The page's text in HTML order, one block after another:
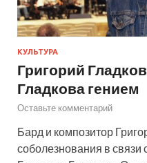
КУЛЬТУРА
Григорий
Гладкова гением
Оставьте комментарий
Бард и композитор
соболезнования в связи